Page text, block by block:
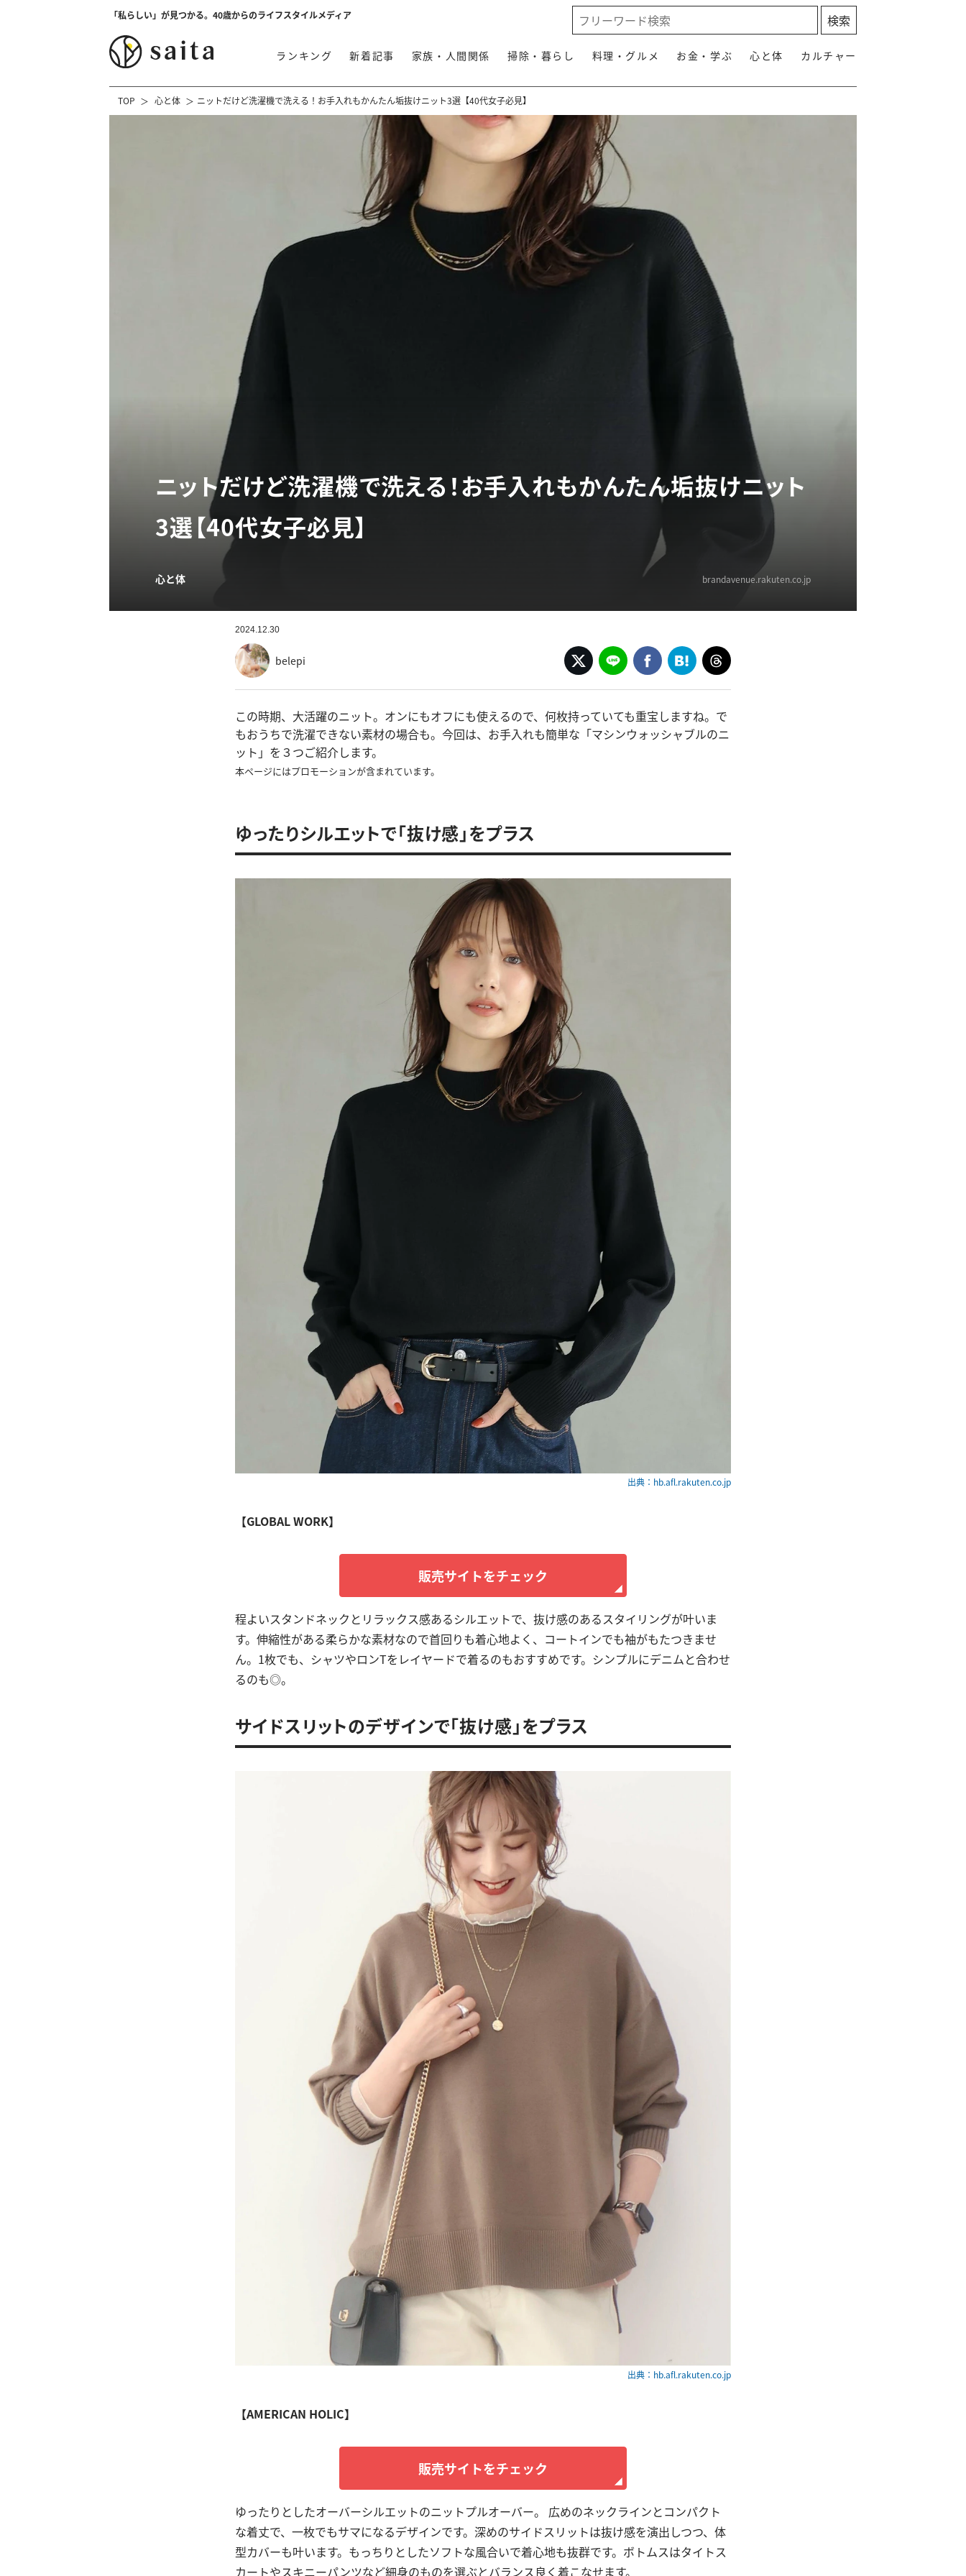
「私らしい」が見つかる。40歳からのライフスタイルメディア
ランキング 新着記事 家族・人間関係 掃除・暮らし 料理・グルメ お金・学ぶ 心と体 カルチャー
TOP 心と体 ニットだけど洗濯機で洗える！お手入れもかんたん垢抜けニット3選【40代女子必見】
ニットだけど洗濯機で洗える！お手入れもかんたん垢抜けニット
3選【40代女子必見】
心と体 brandavenue.rakuten.co.jp
2024.12.30
belepi
この時期、大活躍のニット。オンにもオフにも使えるので、何枚持っていても重宝しますね。で
もおうちで洗濯できない素材の場合も。今回は、お手入れも簡単な「マシンウォッシャブルのニ
ット」を３つご紹介します。
本ページにはプロモーションが含まれています。
ゆったりシルエットで「抜け感」をプラス
出典：hb.afl.rakuten.co.jp
【GLOBAL WORK】
販売サイトをチェック
程よいスタンドネックとリラックス感あるシルエットで、抜け感のあるスタイリングが叶いま
す。伸縮性がある柔らかな素材なので首回りも着心地よく、コートインでも袖がもたつきませ
ん。1枚でも、シャツやロンTをレイヤードで着るのもおすすめです。シンプルにデニムと合わせ
るのも◎。
サイドスリットのデザインで「抜け感」をプラス
出典：hb.afl.rakuten.co.jp
【AMERICAN HOLIC】
販売サイトをチェック
ゆったりとしたオーバーシルエットのニットプルオーバー。 広めのネックラインとコンパクト
な着丈で、一枚でもサマになるデザインです。深めのサイドスリットは抜け感を演出しつつ、体
型カバーも叶います。もっちりとしたソフトな風合いで着心地も抜群です。ボトムスはタイトス
カートやスキニーパンツなど細身のものを選ぶとバランス良く着こなせます。